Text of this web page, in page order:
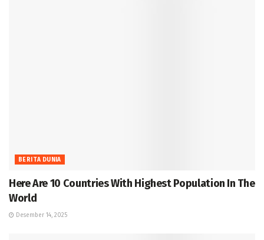
BERITA DUNIA
Here Are 10 Countries With Highest Population In The
World
Desember 14, 2025